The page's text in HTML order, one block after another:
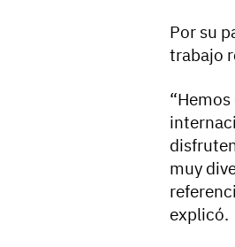
Por su
trabajo
muy
explicó.